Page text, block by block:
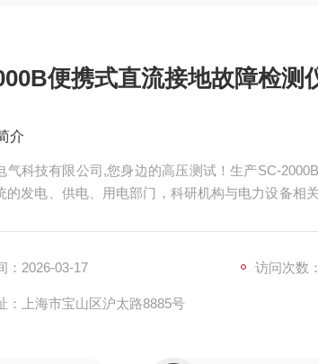
便携式直流接地故障检测
介
气科技有限公司,您身边的高压测试！生产SC-
的发电、供电、用电部门，科研机构与电力设备相
：2026-03-17 访问次数
：上海市宝山区沪太路8885号